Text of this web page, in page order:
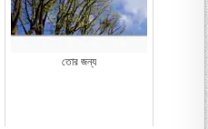
তোর জন্য